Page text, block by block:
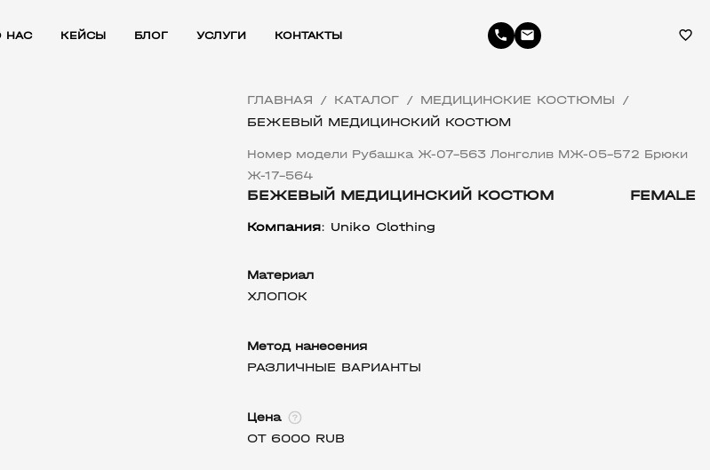
НАС КЕЙСЫ БЛОГ УСЛУГИ КОНТАКТЫ phone email favorite_border
ГЛАВНАЯ / КАТАЛОГ / МЕДИЦИНСКИЕ КОСТЮМЫ /
БЕЖЕВЫЙ МЕДИЦИНСКИЙ КОСТЮМ
Номер модели Рубашка Ж-07-563 Лонгслив МЖ-05-572 Брюки
Ж-17-564
БЕЖЕВЫЙ МЕДИЦИНСКИЙ КОСТЮМ FEMALE
Компания: Uniko Clothing
Материал
ХЛОПОК
Метод нанесения
РАЗЛИЧНЫЕ ВАРИАНТЫ
Цена
ОТ 6000 RUB